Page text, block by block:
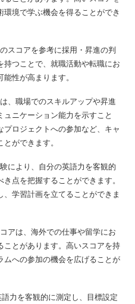
境で学ぶ機会を得ることができ
スコアを参考に採用・昇進の判
つことで、就職活動や転職にお
性が高まります。
、職場でのスキルアップや昇進
ニケーション能力を示すこと
ロジェクトへの参加など、キャ
ができます。
により、自分の英語力を客観的
点を把握することができます。
学習計画を立てることができま
アは、海外での仕事や留学にお
ことがあります。高いスコアを持
への参加の機会を広げることが
力を客観的に測定し、目標設定